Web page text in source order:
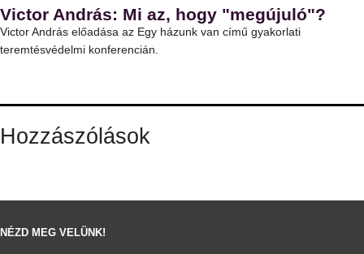
Victor András: Mi az, hogy "megújuló"?
Victor András előadása az Egy házunk van című gyakorlati
teremtésvédelmi konferencián.
Hozzászólások
NÉZD MEG VELÜNK!